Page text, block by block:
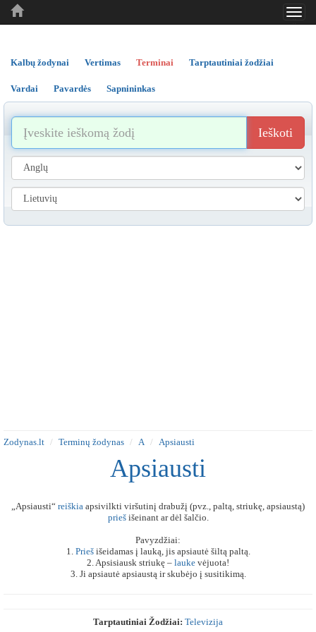
..
..
Kalbų žodynai Vertimas Terminai Tarptautiniai žodžiai
Vardai Pavardės Sapnininkas
Ieškoti
Zodynas.lt Terminų žodynas A Apsiausti
Apsiausti
„Apsiausti“ reiškia apsivilkti viršutinį drabužį (pvz., paltą, striukę, apsiaustą)
priešišeinant ar dėl šalčio.
Pavyzdžiai:
1. Priešišeidamas į lauką, jis apsiautė šiltą paltą.
2. Apsisiausk striukę – lauke vėjuota!
3. Ji apsiautė apsiaustą ir skubėjo į susitikimą.
Tarptautiniai Žodžiai: Televizija